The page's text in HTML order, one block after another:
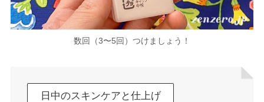
数回（3〜5回）つけましょう！
日中のスキンケアと仕上げ